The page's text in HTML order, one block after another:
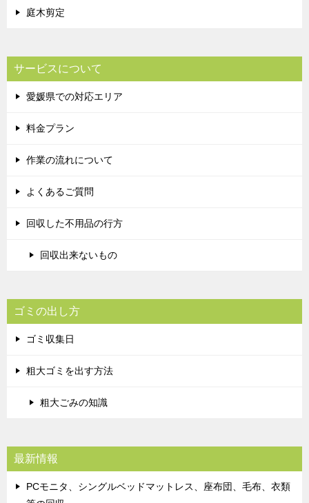
庭木剪定
サービスについて
愛媛県での対応エリア
料金プラン
作業の流れについて
よくあるご質問
回収した不用品の行方
回収出来ないもの
ゴミの出し方
ゴミ収集日
粗大ゴミを出す方法
粗大ごみの知識
最新情報
PCモニタ、シングルベッドマットレス、座布団、毛布、衣類